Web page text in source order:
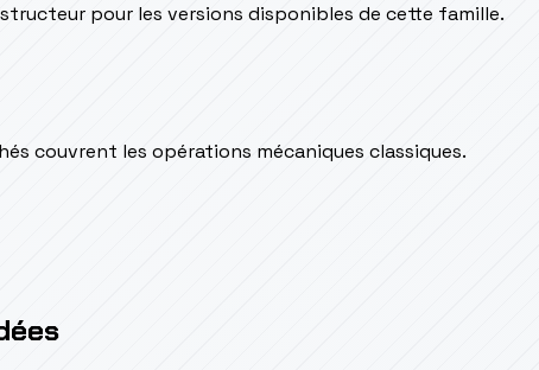
pour les versions disponibles de cette famille.
couvrent les opérations mécaniques classiques.